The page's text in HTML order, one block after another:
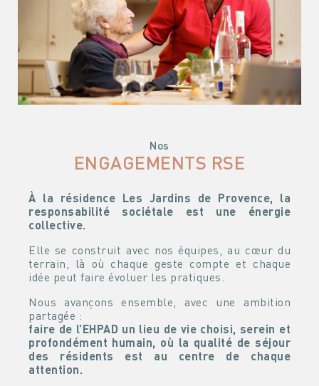
Nos
ENGAGEMENTS RSE
À la résidence Les Jardins de Provence, la
responsabilité sociétale est une énergie
collective.
Elle se construit avec nos équipes, au cœur du
terrain, là où chaque geste compte et chaque
idée peut faire évoluer les pratiques.
Nous avançons ensemble, avec une ambition
partagée :
faire de l’EHPAD un lieu de vie choisi, serein et
profondément humain, où la qualité de séjour
des résidents est au centre de chaque
attention.